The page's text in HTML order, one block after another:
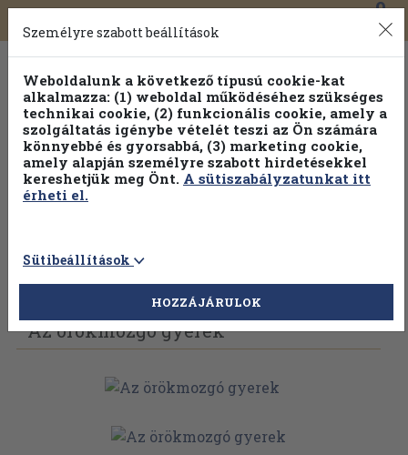
Toggle
navigation
0
Vissza az előző oldalra Válasszon példányt
Az örökmozgó gyerek
Személyre szabott beállítások
Weboldalunk a következő típusú cookie-kat
alkalmazza: (1) weboldal működéséhez szükséges
technikai cookie, (2) funkcionális cookie, amely a
szolgáltatás igénybe vételét teszi az Ön számára
könnyebbé és gyorsabbá, (3) marketing cookie,
amely alapján személyre szabott hirdetésekkel
kereshetjük meg Önt. A sütiszabályzatunkat itt
érheti el.
Sütibeállítások
HOZZÁJÁRULOK